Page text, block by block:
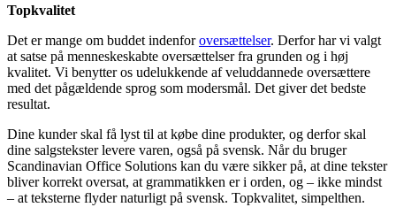
Topkvalitet
Det er mange om buddet indenforoversættelser. Derfor har vi valgt
at satse på menneskeskabte oversættelser fra grunden og i høj
kvalitet. Vi benytter os udelukkende af veluddannede oversættere
med det pågældende sprog som modersmål. Det giver det bedste
resultat.
Dine kunder skal få lyst til at købe dine produkter, og derfor skal
dine salgstekster levere varen, også på svensk. Når du bruger
Scandinavian Office Solutions kan du være sikker på, at dine tekster
bliver korrekt oversat, at grammatikken er i orden, og – ikke mindst
– at teksterne flyder naturligt på svensk. Topkvalitet, simpelthen.